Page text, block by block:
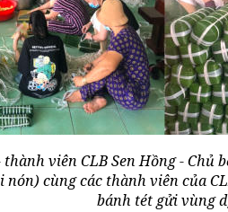
viên CLB Sen Hồng - Chủ
nón) cùng các thành viên của
bánh tét gửi vùng